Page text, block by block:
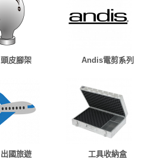
頭皮腳架 Andis電剪系列
出國旅遊 工具收納盒